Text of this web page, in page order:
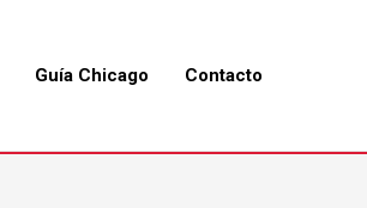
Guía Chicago Contacto